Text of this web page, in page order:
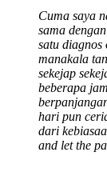
Cuma saya
sama
satu diagnos
manakala
sekejap
beberapa
hari pun
dari
and let the